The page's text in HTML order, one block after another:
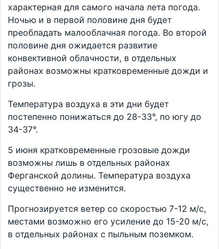
характерная для самого начала лета погода.
Ночью и в первой половине дня будет
преобладать малооблачная погода. Во второй
половине дня ожидается развитие
конвективной облачности, в отдельных
районах возможны кратковременные дожди и
грозы.
Температура воздуха в эти дни будет
постепенно понижаться до 28-33°, по югу до
34-37°.
5 июня кратковременные грозовые дожди
возможны лишь в отдельных районах
Ферганской долины. Температура воздуха
существенно не изменится.
Прогнозируется ветер со скоростью 7-12 м/с,
местами возможно его усиление до 15-20 м/с,
в отдельных районах с пыльным поземком.